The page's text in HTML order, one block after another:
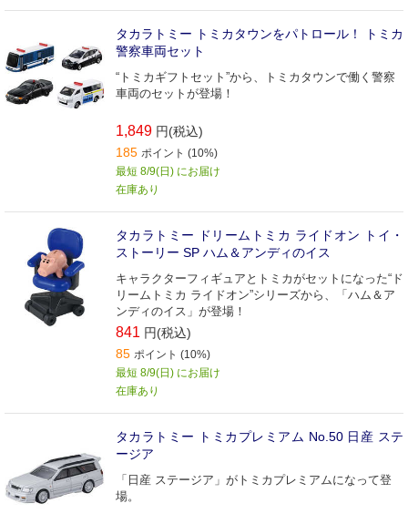
タカラトミー トミカタウンをパトロール！ トミカ
警察車両セット
“トミカギフトセット”から、トミカタウンで働く警察
車両のセットが登場！
1,849 円(税込)
185 ポイント (10%)
最短 8/9(日) にお届け
在庫あり
タカラトミー ドリームトミカ ライドオン トイ・
ストーリー SP ハム＆アンディのイス
キャラクターフィギュアとトミカがセットになった“ド
リームトミカ ライドオン”シリーズから、「ハム＆ア
ンディのイス」が登場！
841 円(税込)
85 ポイント (10%)
最短 8/9(日) にお届け
在庫あり
タカラトミー トミカプレミアム No.50 日産 ステ
ージア
「日産 ステージア」がトミカプレミアムになって登
場。